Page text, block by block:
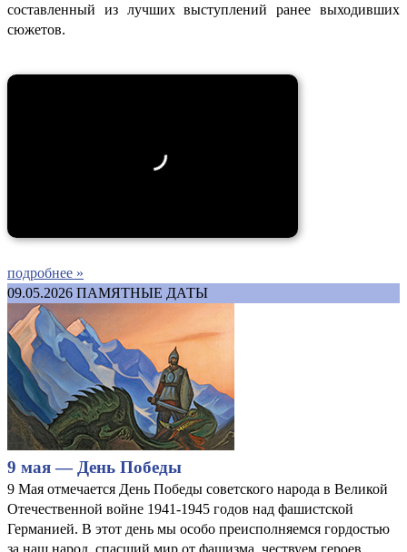
составленный из лучших выступлений ранее выходивших
сюжетов.
подробнее »
09.05.2026 ПАМЯТНЫЕ ДАТЫ
9 мая — День Победы
9 Мая отмечается День Победы советского народа в Великой
Отечественной войне 1941-1945 годов над фашистской
Германией. В этот день мы особо преисполняемся гордостью
за наш народ, спасший мир от фашизма, чествуем героев